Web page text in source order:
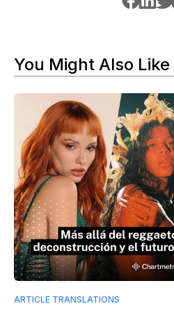
You Might Also Like
ARTICLE TRANSLATIONS